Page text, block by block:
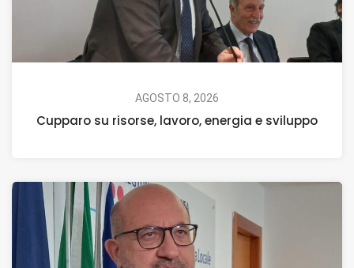
AGOSTO 8, 2026
Cupparo su risorse, lavoro, energia e sviluppo